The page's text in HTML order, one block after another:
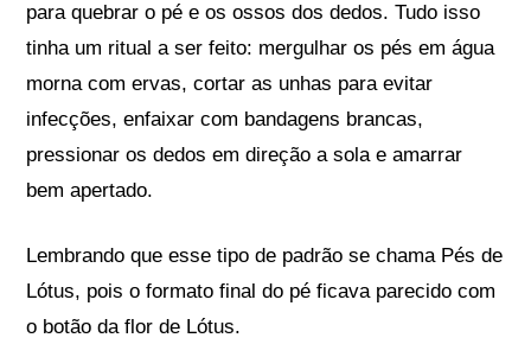
para quebrar o pé e os ossos dos dedos. Tudo isso
tinha um ritual a ser feito: mergulhar os pés em água
morna com ervas, cortar as unhas para evitar
infecções, enfaixar com bandagens brancas,
pressionar os dedos em direção a sola e amarrar
bem apertado.
Lembrando que esse tipo de padrão se chama Pés de
Lótus, pois o formato final do pé ficava parecido com
o botão da flor de Lótus.